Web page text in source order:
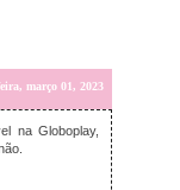
março 01, 2023
na Globoplay,